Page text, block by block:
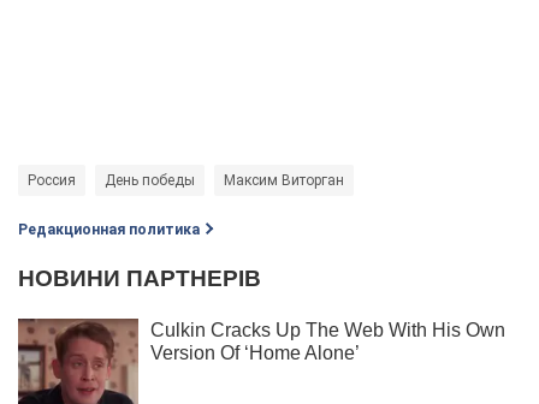
Россия День победы Максим Виторган
Редакционная политика